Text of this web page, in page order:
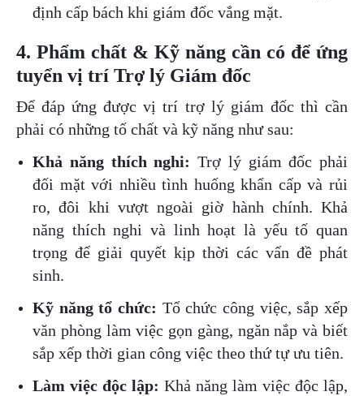
định cấp bách khi giám đốc vắng mặt.
4. Phẩm chất & Kỹ năng cần có để ứng
tuyển vị trí Trợ lý Giám đốc
Để đáp ứng được vị trí trợ lý giám đốc thì cần
phải có những tố chất và kỹ năng như sau:
Khả năng thích nghi: Trợ lý giám đốc phải
đối mặt với nhiều tình huống khẩn cấp và rủi
ro, đôi khi vượt ngoài giờ hành chính. Khả
năng thích nghi và linh hoạt là yếu tố quan
trọng để giải quyết kịp thời các vấn đề phát
sinh.
Kỹ năng tổ chức: Tổ chức công việc, sắp xếp
văn phòng làm việc gọn gàng, ngăn nắp và biết
sắp xếp thời gian công việc theo thứ tự ưu tiên.
Làm việc độc lập: Khả năng làm việc độc lập,